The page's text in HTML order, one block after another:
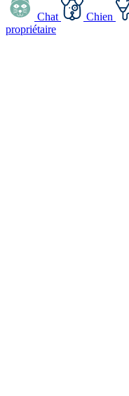
Chat Chien
propriétaire